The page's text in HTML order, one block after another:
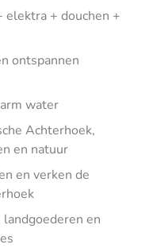
elektra + douchen +
ontspannen
water
Achterhoek,
en natuur
en verken de
en